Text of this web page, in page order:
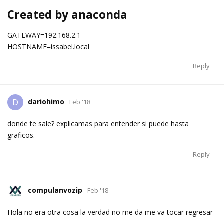
Created by anaconda
GATEWAY=192.168.2.1
HOSTNAME=issabel.local
Reply
D dariohimo Feb '18
donde te sale? explicamas para entender si puede hasta
graficos.
Reply
compulanvozip Feb '18
Hola no era otra cosa la verdad no me da me va tocar regresar